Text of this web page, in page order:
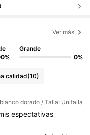
Ver más
Grande
0%
calidad(10)
dorado / Talla: Unitalla
espectativas